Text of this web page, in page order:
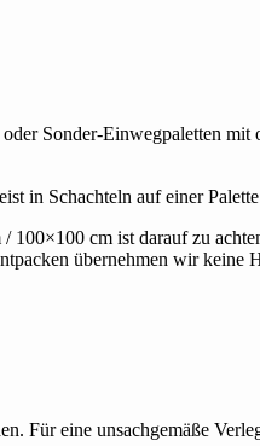
Sonder-Einwegpaletten
in Schachteln auf einer
cm ist darauf zu
übernehmen wir keine
Für eine unsachgemäße